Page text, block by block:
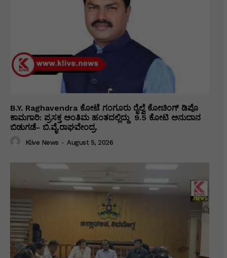
B.Y. Raghavendra ಕೋಟೆ ಗಂಗೂರು ರೈಲ್ವೆ ಕೋಚಿಂಗ್ ಡಿಪೊ
ಕಾಮಗಾರಿ: ಪ್ರಸಕ್ತ ಅಂತಿಮ ಹಂತದಲ್ಲಿದ್ದು ₹ 9.5 ಕೋಟಿ ಅನುದಾನ
ಬಿಡುಗಡೆ- ಬಿ.ವೈ.ರಾಘವೇಂದ್ರ.
Klive News - August 5, 2026